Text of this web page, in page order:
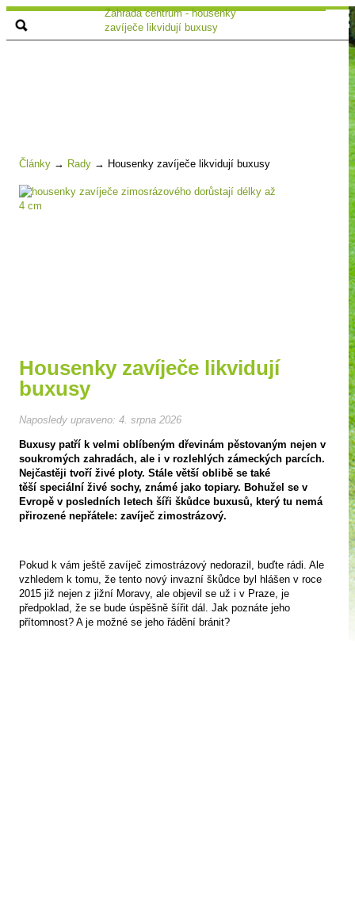
Zahrada centrum - housenky
zavíječe likvidují buxusy
Články → Rady → Housenky zavíječe likvidují buxusy
Housenky zavíječe likvidují
buxusy
Naposledy upraveno: 4. srpna 2026
Buxusy patří k velmi oblíbeným dřevinám pěstovaným nejen v
soukromých zahradách, ale i v rozlehlých zámeckých parcích.
Nejčastěji tvoří živé ploty. Stále větší oblibě se také
těší speciální živé sochy, známé jako topiary. Bohužel se v
Evropě v posledních letech šíři škůdce buxusů, který tu nemá
přirozené nepřátele: zavíječ zimostrázový.
Pokud k vám ještě zavíječ zimostrázový nedorazil, buďte rádi. Ale
vzhledem k tomu, že tento nový invazní škůdce byl hlášen v roce
2015 již nejen z jižní Moravy, ale objevil se už i v Praze, je
předpoklad, že se bude úspěšně šířit dál. Jak poznáte jeho
přítomnost? A je možné se jeho řádění bránit?